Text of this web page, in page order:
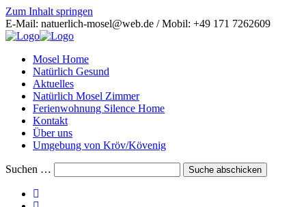
Zum Inhalt springen
E-Mail: natuerlich-mosel@web.de / Mobil: +49 171 7262609
Mosel Home
Natürlich Gesund
Aktuelles
Natürlich Mosel Zimmer
Ferienwohnung Silence Home
Kontakt
Über uns
Umgebung von Kröv/Kövenig
Suchen … Suche abschicken